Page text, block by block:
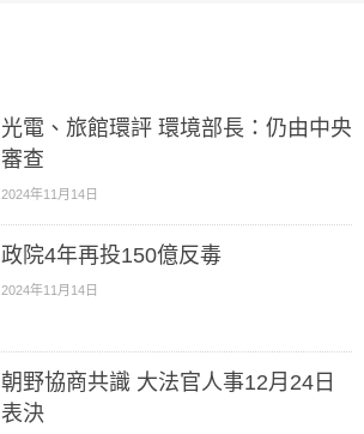
光電、旅館環評 環境部長：仍由中央
審查
2024年11月14日
政院4年再投150億反毒
2024年11月14日
朝野協商共識 大法官人事12月24日
表決